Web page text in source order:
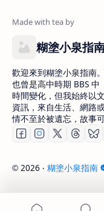
糊塗小泉指
歡迎來到糊塗小泉指南
也曾是高中時期 BBS
時間變化，但我始終以
資訊，來自生活、網路
情不至於被遺忘，故事
© 2026 ‧ 糊塗小泉指南